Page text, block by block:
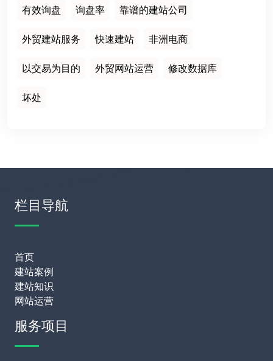
有效询盘 询盘率 靠谱的建站公司
外贸建站服务 快速建站 非洲电商
以交易为目的 外贸网站运营 修改数据库
坏处
栏目导航
首页
建站案例
建站知识
网站运营
服务项目